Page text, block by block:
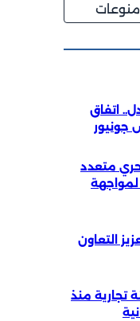
منوعات
اتفاق
جونيور
متعدد
لمواجهة
التعاون
مسار 49 سفينة تجارية منذ